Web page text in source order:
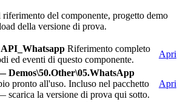
del componente, progetto demo
della versione di prova.
Riferimento completo
ed eventi di questo componente.
Apri
Demos\50.Other\05.WhatsApp
pronto all'uso. Incluso nel pacchetto
scarica la versione di prova qui sotto.
Apri